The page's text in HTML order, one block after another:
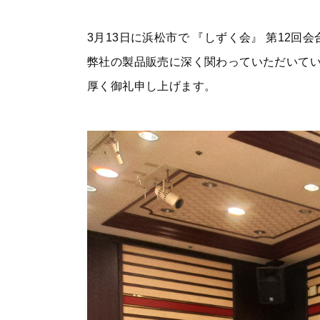
3月13日に浜松市で 『しずく会』 第12回会
弊社の製品販売に深く関わっていただいて
厚く御礼申し上げます。